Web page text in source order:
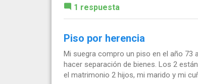
1 respuesta
Piso por herencia
Mi suegra compro un piso en el año
hacer separación de bienes. Los 2
el matrimonio 2 hijos, mi marido y mi